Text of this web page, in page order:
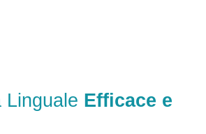
Linguale Efficace e